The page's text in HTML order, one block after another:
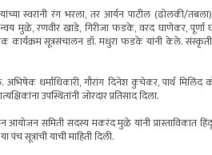
स्वरांनी रंग भरला, तर आर्यन पाटील (ढोलकी/
मुळे, रणवीर खाडे, गिरीजा फडके, वरद घाणेकर, पूर्णा
सूत्रसंचालन डॉ. मधुरा फडके यांनी केले. संस्कृती,
अभिषेक धर्माधिकारी, गौरांग दिनेश कुचेकर, पार्थ
उपस्थितांनी जोरदार प्रतिसाद दिला.
आयोजन समिती सदस्य मकरंद मुळे यांनी प्रास्ताविकात
सूत्रांची याची माहिती दिली.